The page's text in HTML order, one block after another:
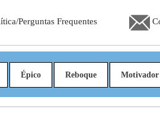
Perguntas Frequentes
Épico Reboque Motivador